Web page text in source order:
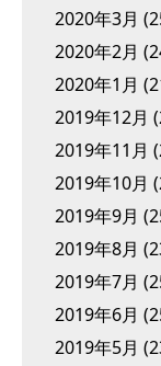
2020年3月
2020年2月
2020年1月
2019年12月
2019年11月
2019年10月
2019年9月
2019年8月
2019年7月
2019年6月
2019年5月